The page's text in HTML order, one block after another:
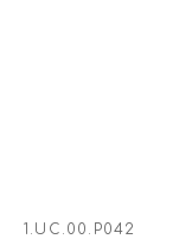
1.UC.00.P042